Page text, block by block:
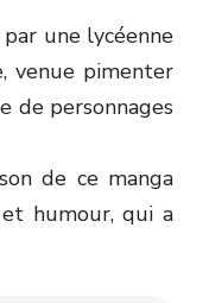
une lycéenne
venue pimenter
de personnages
de ce manga
humour, qui a